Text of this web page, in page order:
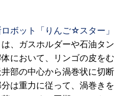
ボット「りんご☆スター」
は、ガスホルダーや石油タン
において、リンゴの皮をむ
部の中心から渦巻状に切断
は重力に従って、渦巻きを